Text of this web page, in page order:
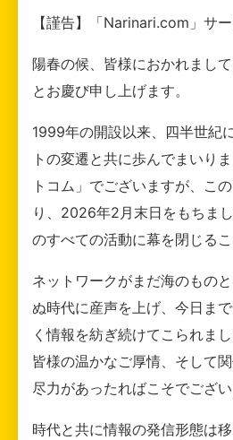
【謹告】「Narinari.com」サ
陽春の候、皆様におかれまし
とお慶び申し上げます。
1999年の開設以来、四半世紀
トの変遷と共に歩んでまいり
トコム」でございますが、こ
り、2026年2月末日をもちま
のすべての活動に幕を閉じるこ
ネットワークがまだ海のもの
ぬ時代に産声を上げ、今日ま
く情報を紡ぎ続けてこられま
皆様の温かなご厚情、そして
尽力があったればこそでござい
時代と共に情報の発信形態は